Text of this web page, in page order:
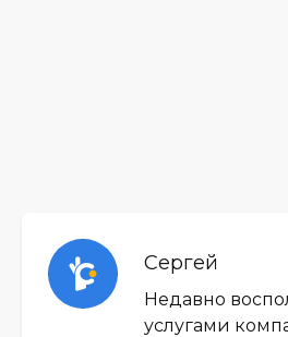
Сергей
Недавно
услугами